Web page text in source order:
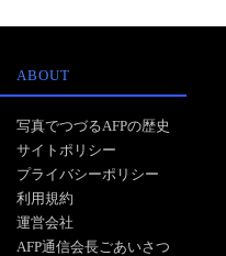
ABOUT
写真でつづるAFPの歴史
サイトポリシー
プライバシーポリシー
利用規約
運営会社
AFP通信会長ごあいさつ